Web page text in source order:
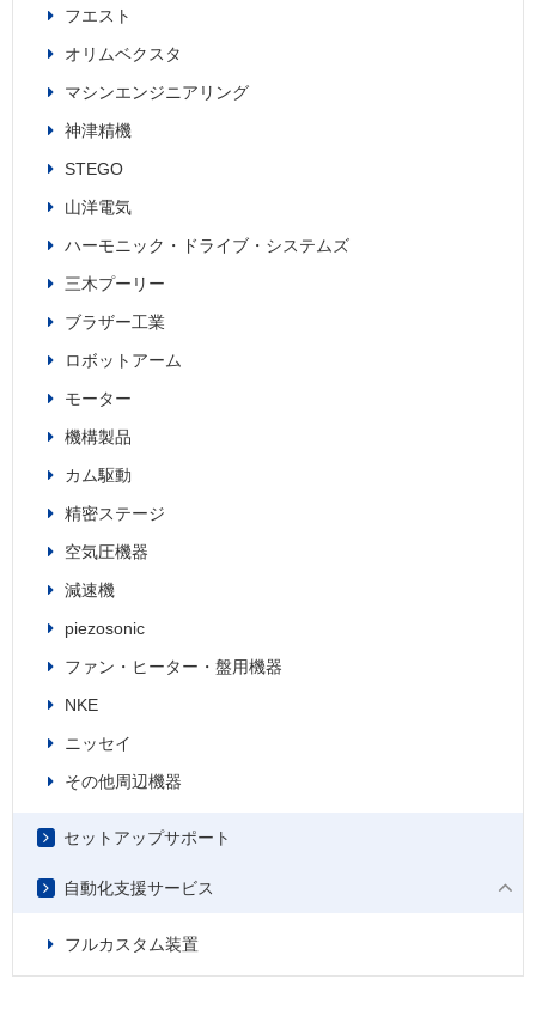
フエスト
オリムベクスタ
マシンエンジニアリング
神津精機
STEGO
山洋電気
ハーモニック・ドライブ・システムズ
三木プーリー
ブラザー工業
ロボットアーム
モーター
機構製品
カム駆動
精密ステージ
空気圧機器
減速機
piezosonic
ファン・ヒーター・盤用機器
NKE
ニッセイ
その他周辺機器
セットアップサポート
自動化支援サービス
フルカスタム装置